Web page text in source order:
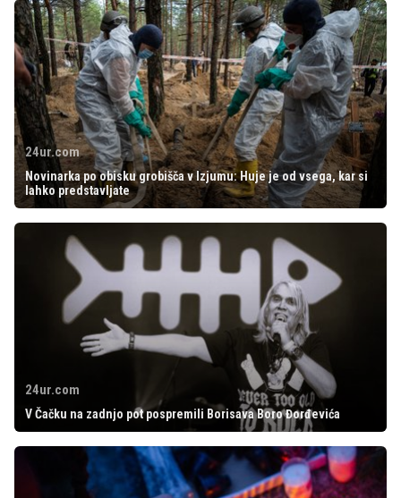
24ur.com
Novinarka po obisku grobišča v Izjumu: Huje je od vsega, kar si
lahko predstavljate
24ur.com
V Čačku na zadnjo pot pospremili Borisava Boro Đorđevića